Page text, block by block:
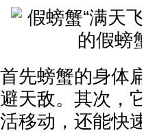
首先螃蟹的身体
避天敌。其次，
活移动，还能快